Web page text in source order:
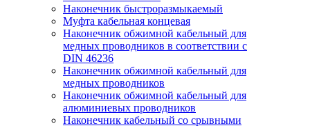
Наконечник быстроразмыкаемый
Муфта кабельная концевая
Наконечник обжимной кабельный для
медных проводников в соответствии с
DIN 46236
Наконечник обжимной кабельный для
медных проводников
Наконечник обжимной кабельный для
алюминиевых проводников
Наконечник кабельный со срывными